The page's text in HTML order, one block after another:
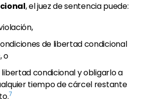
, el juez de sentencia puede:
de libertad condicional
o
condicional y obligarlo a
tiempo de cárcel restante
7